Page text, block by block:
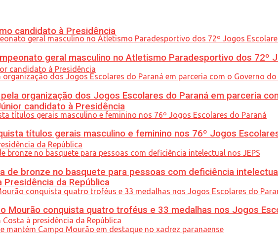
candidato à Presidência
candidato à Presidência
Presidência da República
geral masculino no Atletismo Paradesportivo dos 72º
organização dos Jogos Escolares do Paraná em parceria
títulos gerais masculino e feminino nos 76º Jogos
de bronze no basquete para pessoas com deficiência
Mourão conquista quatro troféus e 33 medalhas nos Jogos